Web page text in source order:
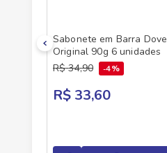
Sabonete em Barra Dove
Original 90g 6 unidades
R$ 34,90 4%
R$ 33,60